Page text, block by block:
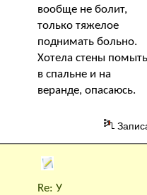
вообще не болит,
только тяжелое
поднимать больно.
Хотела стены помыть
в спальне и на
веранде, опасаюсь.
Re: У